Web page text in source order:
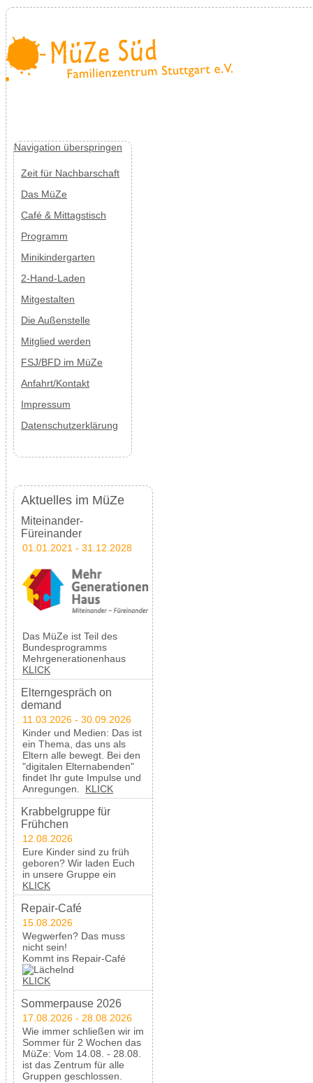
Navigation überspringen
Zeit für Nachbarschaft
Das MüZe
Café & Mittagstisch
Programm
Minikindergarten
2-Hand-Laden
Mitgestalten
Die Außenstelle
Mitglied werden
FSJ/BFD im MüZe
Anfahrt/Kontakt
Impressum
Datenschutzerklärung
Aktuelles im MüZe
Miteinander-
Füreinander
01.01.2021 - 31.12.2028
Das MüZe ist Teil des
Bundesprogramms
Mehrgenerationenhaus
KLICK
Elterngespräch on
demand
11.03.2026 - 30.09.2026
Kinder und Medien: Das ist
ein Thema, das uns als
Eltern alle bewegt. Bei den
"digitalen Elternabenden"
findet Ihr gute Impulse und
Anregungen. KLICK
Krabbelgruppe für
Frühchen
12.08.2026
Eure Kinder sind zu früh
geboren? Wir laden Euch
in unsere Gruppe ein
KLICK
Repair-Café
15.08.2026
Wegwerfen? Das muss
nicht sein!
Kommt ins Repair-Café
KLICK
Sommerpause 2026
17.08.2026 - 28.08.2026
Wie immer schließen wir im
Sommer für 2 Wochen das
MüZe: Vom 14.08. - 28.08.
ist das Zentrum für alle
Gruppen geschlossen.